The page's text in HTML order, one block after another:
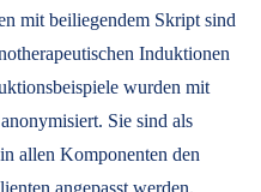
mit beiliegendem Skript sind
Induktionen
wurden mit
Sie sind als
allen Komponenten den
angepasst werden.